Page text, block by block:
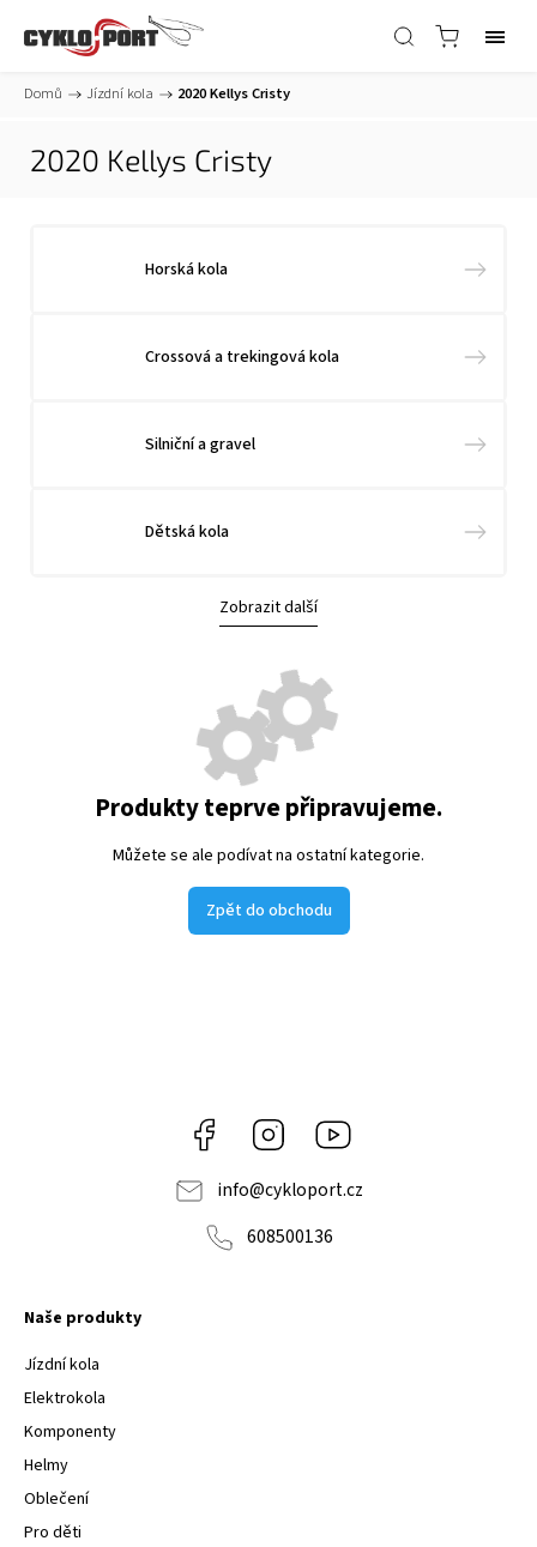
Domů / Jízdní kola / 2020 Kellys Cristy
2020 Kellys Cristy
Horská kola
Crossová a trekingová kola
Silniční a gravel
Dětská kola
Zobrazit další
Produkty teprve připravujeme.
Můžete se ale podívat na ostatní kategorie.
Zpět do obchodu
Facebook Instagram
info@cykloport.cz
608500136
Naše produkty
Jízdní kola
Elektrokola
Komponenty
Helmy
Oblečení
Pro děti